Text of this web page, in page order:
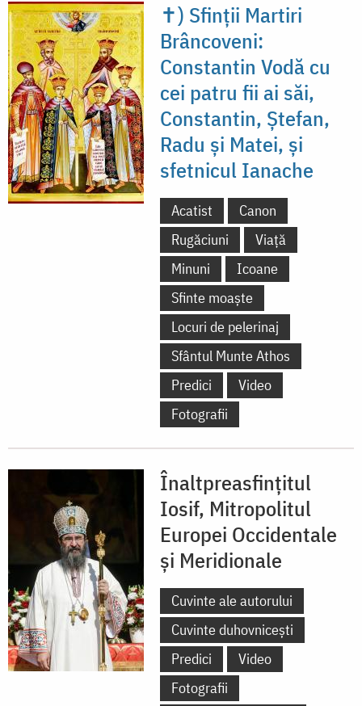
✝) Sfinții Martiri
Brâncoveni:
Constantin Vodă cu
cei patru fii ai săi,
Constantin, Ștefan,
Radu și Matei, și
sfetnicul Ianache
Acatist
Canon
Rugăciuni
Viață
Minuni
Icoane
Sfinte moaște
Locuri de pelerinaj
Sfântul Munte Athos
Predici
Video
Fotografii
Înaltpreasfințitul
Iosif, Mitropolitul
Europei Occidentale
și Meridionale
Cuvinte ale autorului
Cuvinte duhovnicești
Predici
Video
Fotografii